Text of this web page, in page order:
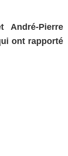
Pierre
ont rapporté